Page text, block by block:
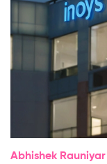
Abhishek Rauniyar